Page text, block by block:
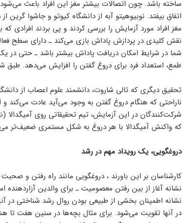
ساخته باشد. چون اتصالات بیشتر مغز این افراد باعث می‌شود
مغز افراد مورد آزمایش را بررسی کردند و پی بردند
نقش کلیدی در پردازش پاداش بازی می‌کند ـ دارای سطح
شما در شرایط امکان دریافت پاداش بیشتر باشد ـ حتی در
طمع، استعداد فرد برای دروغ گفتن را افزایش می‌دهد.
تحقیق دیگری که تالی شاروت، دانشمند علوم اعصاب از
شرکت‌کنندگان در این آزمایش، تیم تحقیقاتی روی
که واکنش آمیگدالا با هر دروغ به شکل مستمری ضعیف‌تر
دروغگویی، یک رویداد مهم در رشد
کارشناسان بر این باورند ، دروغگویی مانند راه رفتن و
نشانه آغاز از بین رفتن معصومیت ـ برای والدین
نشانه اطمینان بخشی از طبیعی بودن روال رشد شناختی در
در آنها تقویت می‌شود. برای مثال بچه‌ها در سنین هفت